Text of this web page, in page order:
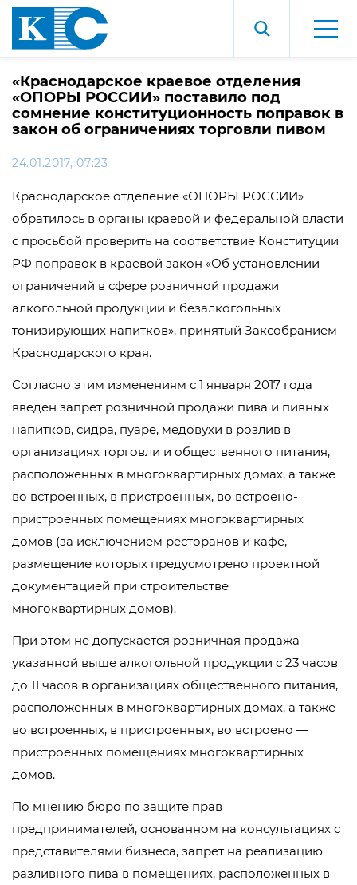
«Краснодарское краевое отделения
«ОПОРЫ РОССИИ» поставило под
сомнение конституционность поправок в
закон об ограничениях торговли пивом
24.01.2017, 07:23
Краснодарское отделение «ОПОРЫ РОССИИ»
обратилось в органы краевой и федеральной власти
с просьбой проверить на соответствие Конституции
РФ поправок в краевой закон «Об установлении
ограничений в сфере розничной продажи
алкогольной продукции и безалкогольных
тонизирующих напитков», принятый Заксобранием
Краснодарского края.
Согласно этим изменениям с 1 января 2017 года
введен запрет розничной продажи пива и пивных
напитков, сидра, пуаре, медовухи в розлив в
организациях торговли и общественного питания,
расположенных в многоквартирных домах, а также
во встроенных, в пристроенных, во встроено-
пристроенных помещениях многоквартирных
домов (за исключением ресторанов и кафе,
размещение которых предусмотрено проектной
документацией при строительстве
многоквартирных домов).
При этом не допускается розничная продажа
указанной выше алкогольной продукции с 23 часов
до 11 часов в организациях общественного питания,
расположенных в многоквартирных домах, а также
во встроенных, в пристроенных, во встроено —
пристроенных помещениях многоквартирных
домов.
По мнению бюро по защите прав
предпринимателей, основанном на консультациях с
представителями бизнеса, запрет на реализацию
разливного пива в помещениях, расположенных в